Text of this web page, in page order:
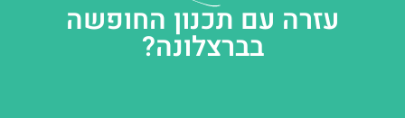
עזרה עם תכנון החופשה
בברצלונה?